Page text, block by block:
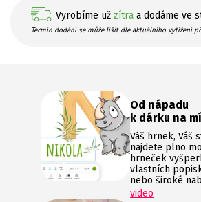
Vyrobíme už zítra a dodáme ve
Termín dodání se může lišit dle aktuálního vytížení
Od nápadu
k dárku na
Váš hrnek, Váš
najdete plno
hrneček
vlastních
nebo široké
video